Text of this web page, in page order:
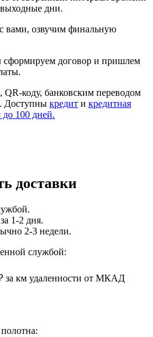
выходные дни.
вами, озвучим финальную
договор и пришлем
коду, банковским переводом
Доступны кредит и кредитная
100 дней.
доставки
1-2 дня.
2-3 недели.
службой:
за км удаленности от МКАД